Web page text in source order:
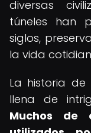
diversas
túneles han
siglos,
la vida
La historia de
llena de
Muchos de